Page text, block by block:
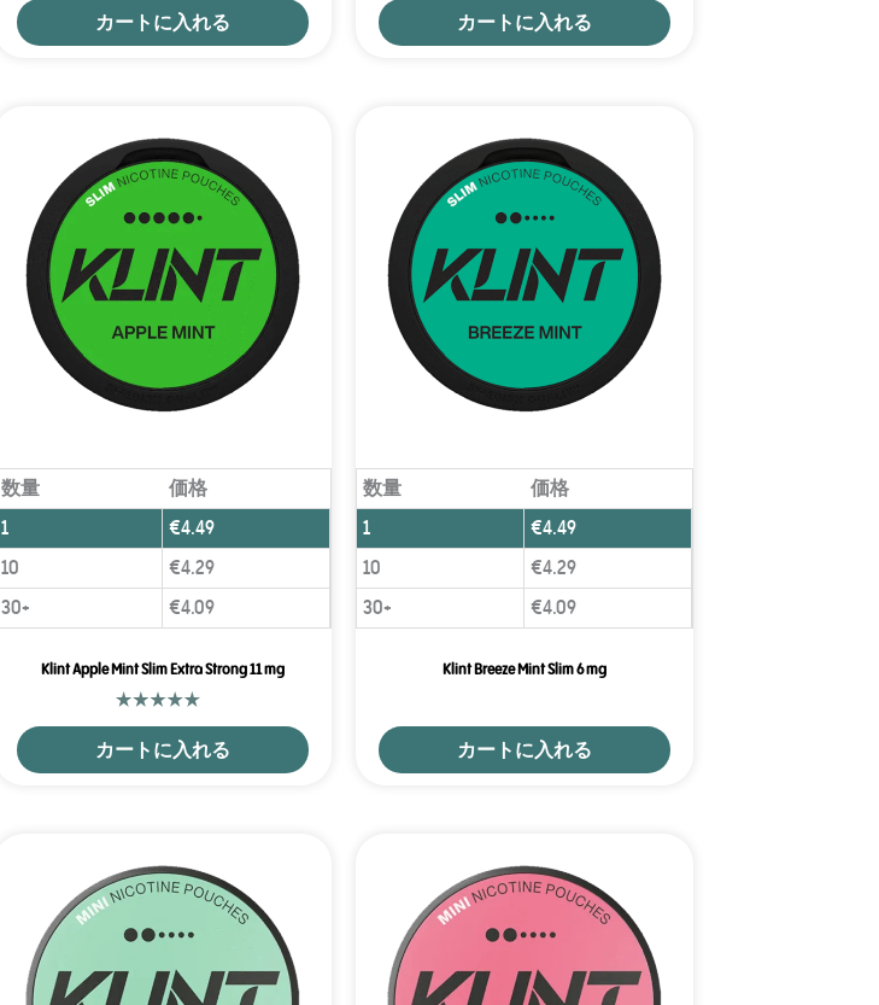
カートに入れる カートに入れる
数量
価格
1
€4.49
10
€4.29
30+
€4.09
Klint Apple Mint Slim Extra Strong 11 mg
カートに入れる
数量
価格
1
€4.49
10
€4.29
30+
€4.09
Klint Breeze Mint Slim 6 mg
カートに入れる